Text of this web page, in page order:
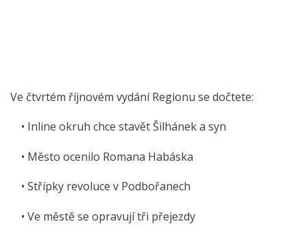
Ve čtvrtém říjnovém vydání Regionu se dočtete:
• Inline okruh chce stavět Šilhánek a syn
• Město ocenilo Romana Habáska
• Střípky revoluce v Podbořanech
• Ve městě se opravují tři přejezdy